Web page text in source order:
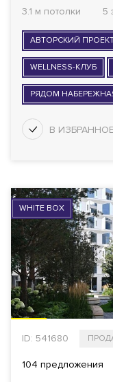
3.1 м потолки
5
АВТОРСКИЙ
WELLNESS-КЛУБ
РЯДОМ
WHITE BOX
ID: 541680
104 предложения